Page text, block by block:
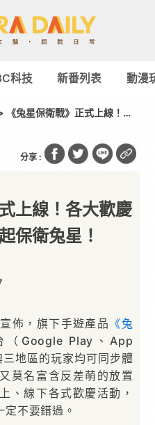
科技 新番列表 動漫
《兔星保衛戰》正式上線！各
分享 :
上線！各大歡慶
保衛兔星！
佈，旗下手遊產品 《兔
（Google Play、App
地區的玩家均可同步體
莫名富含反差萌的放置
、線下各式歡慶活動，
不要錯過。